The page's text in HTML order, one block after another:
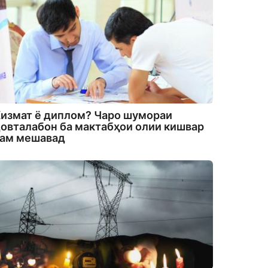
ё диплом? Чаро шумораи
ба мактабҳои олии кишвар
мешавад